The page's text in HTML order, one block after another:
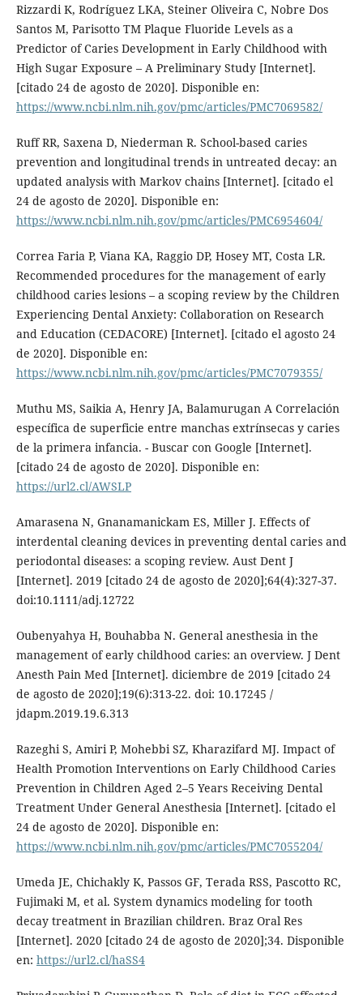
Rizzardi K, Rodríguez LKA, Steiner Oliveira C, Nobre Dos
Santos M, Parisotto TM Plaque Fluoride Levels as a
Predictor of Caries Development in Early Childhood with
High Sugar Exposure – A Preliminary Study [Internet].
[citado 24 de agosto de 2020]. Disponible en:
https://www.ncbi.nlm.nih.gov/pmc/articles/PMC7069582/
Ruff RR, Saxena D, Niederman R. School-based caries
prevention and longitudinal trends in untreated decay: an
updated analysis with Markov chains [Internet]. [citado el
24 de agosto de 2020]. Disponible en:
https://www.ncbi.nlm.nih.gov/pmc/articles/PMC6954604/
Correa Faria P, Viana KA, Raggio DP, Hosey MT, Costa LR.
Recommended procedures for the management of early
childhood caries lesions – a scoping review by the Children
Experiencing Dental Anxiety: Collaboration on Research
and Education (CEDACORE) [Internet]. [citado el agosto 24
de 2020]. Disponible en:
https://www.ncbi.nlm.nih.gov/pmc/articles/PMC7079355/
Muthu MS, Saikia A, Henry JA, Balamurugan A Correlación
específica de superficie entre manchas extrínsecas y caries
de la primera infancia. - Buscar con Google [Internet].
[citado 24 de agosto de 2020]. Disponible en:
https://url2.cl/AWSLP
Amarasena N, Gnanamanickam ES, Miller J. Effects of
interdental cleaning devices in preventing dental caries and
periodontal diseases: a scoping review. Aust Dent J
[Internet]. 2019 [citado 24 de agosto de 2020];64(4):327-37.
doi:10.1111/adj.12722
Oubenyahya H, Bouhabba N. General anesthesia in the
management of early childhood caries: an overview. J Dent
Anesth Pain Med [Internet]. diciembre de 2019 [citado 24
de agosto de 2020];19(6):313-22. doi: 10.17245 /
jdapm.2019.19.6.313
Razeghi S, Amiri P, Mohebbi SZ, Kharazifard MJ. Impact of
Health Promotion Interventions on Early Childhood Caries
Prevention in Children Aged 2–5 Years Receiving Dental
Treatment Under General Anesthesia [Internet]. [citado el
24 de agosto de 2020]. Disponible en:
https://www.ncbi.nlm.nih.gov/pmc/articles/PMC7055204/
Umeda JE, Chichakly K, Passos GF, Terada RSS, Pascotto RC,
Fujimaki M, et al. System dynamics modeling for tooth
decay treatment in Brazilian children. Braz Oral Res
[Internet]. 2020 [citado 24 de agosto de 2020];34. Disponible
en: https://url2.cl/haSS4